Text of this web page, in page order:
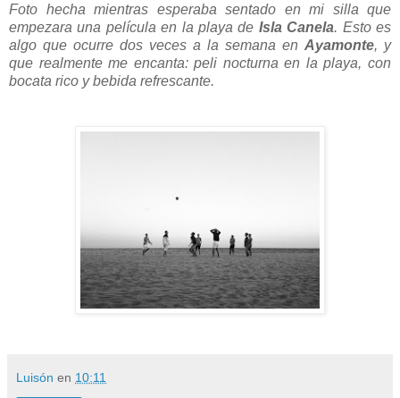
Foto hecha mientras esperaba sentado en mi silla que
empezara una película en la playa de Isla Canela. Esto es
algo que ocurre dos veces a la semana en Ayamonte, y
que realmente me encanta: peli nocturna en la playa, con
bocata rico y bebida refrescante.
Luisón en 10:11